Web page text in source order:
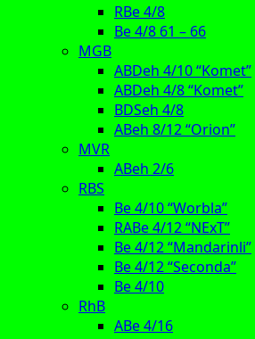
RBe 4/8
Be 4/8 61 – 66
MGB
ABDeh 4/10 “Komet”
ABDeh 4/8 “Komet”
BDSeh 4/8
ABeh 8/12 “Orion”
MVR
ABeh 2/6
RBS
Be 4/10 “Worbla”
RABe 4/12 “NExT”
Be 4/12 “Mandarinli”
Be 4/12 “Seconda”
Be 4/10
RhB
ABe 4/16